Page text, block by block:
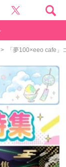
> 「夢100×eeo cafe」